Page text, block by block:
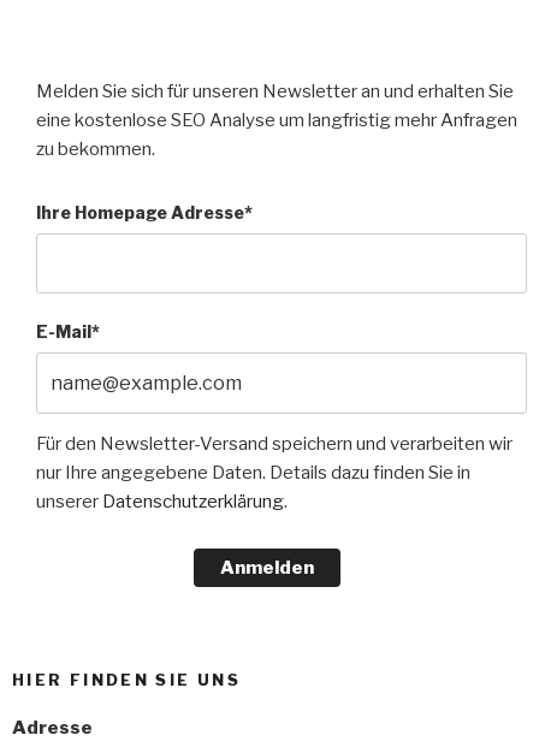
Melden Sie sich für unseren Newsletter an und erhalten Sie
eine kostenlose SEO Analyse um langfristig mehr Anfragen
zu bekommen.
Ihre Homepage Adresse*
E-Mail*
Für den Newsletter-Versand speichern und verarbeiten wir
nur Ihre angegebene Daten. Details dazu finden Sie in
unserer Datenschutzerklärung.
Anmelden
HIER FINDEN SIE UNS
Adresse